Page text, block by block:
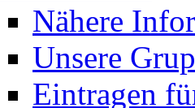
Nähere
Unsere
Eintragen